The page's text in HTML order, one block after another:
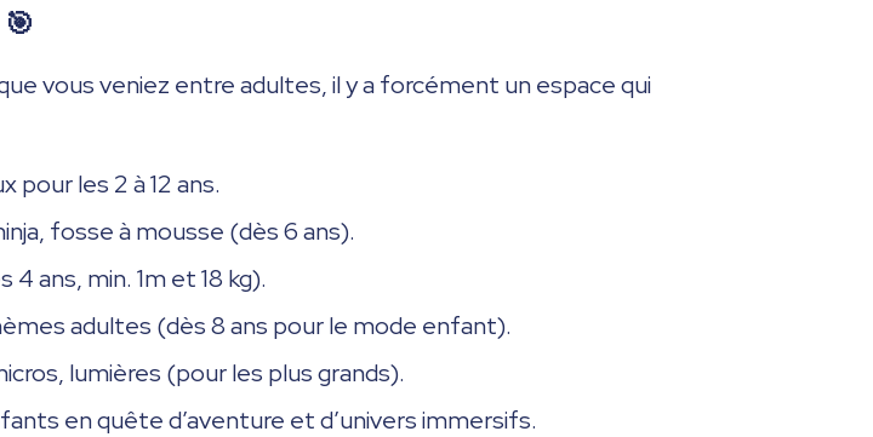
vous veniez entre adultes, il y a forcément un espace qui
pour les 2 à 12 ans.
fosse à mousse (dès 6 ans).
4 ans, min. 1m et 18 kg).
adultes (dès 8 ans pour le mode enfant).
lumières (pour les plus grands).
en quête d’aventure et d’univers immersifs.